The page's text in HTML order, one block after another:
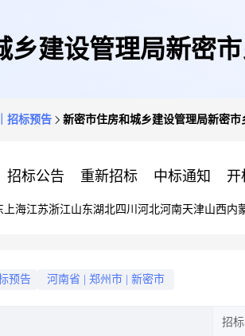
乡建设管理局新密
招标预告 新密市住房和城乡建设管理局新密
招标公告 重新招标 中标通知 开
上海江苏浙江山东湖北四川 河北河南天津山西内
预告 河南省 郑州市 新密市
招